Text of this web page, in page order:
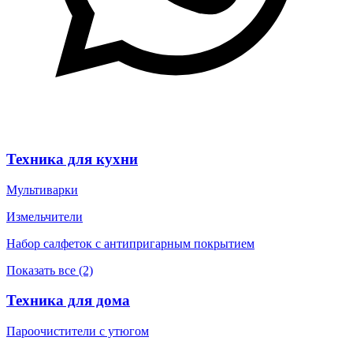
Техника для кухни
Мультиварки
Измельчители
Набор салфеток с антипригарным покрытием
Показать все (2)
Техника для дома
Пароочистители с утюгом